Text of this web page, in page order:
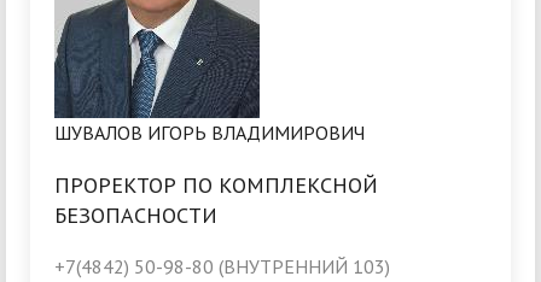
ШУВАЛОВ ИГОРЬ ВЛАДИМИРОВИЧ
ПРОРЕКТОР ПО КОМПЛЕКСНОЙ
БЕЗОПАСНОСТИ
+7(4842) 50-98-80 (ВНУТРЕННИЙ 103)